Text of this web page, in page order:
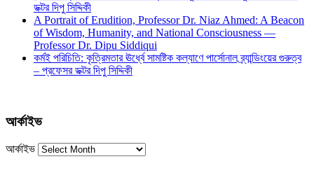
ডক্টর দিপু সিদ্দিকী
A Portrait of Erudition, Professor Dr. Niaz Ahmed: A Beacon
of Wisdom, Humanity, and National Consciousness —
Professor Dr. Dipu Siddiqui
কর্মই পরিচিতি: কৃত্রিমতার ঊর্ধ্বে সামষ্টিক কল্যাণে পার্সোনাল ব্র্যান্ডিংয়ের গুরুত্ব
– প্রফেসর ডক্টর দিপু সিদ্দিকী
আর্কাইভ
আর্কাইভ